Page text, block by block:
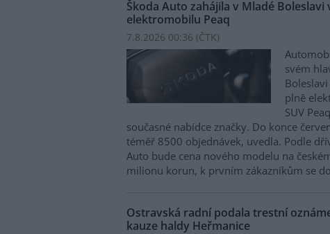
Škoda Auto zahájila v Mladé
elektromobilu Peaq
7.8.2026 00:36 (ČTK)
svém
plně
SUV
současné nabídce značky. Do konce
téměř 8500 objednávek, uvedla. Podle
Auto bude cena nového modelu na
milionu korun, k prvním zákazníkům se
Ostravská radní podala trestní
kauze haldy Heřmanice